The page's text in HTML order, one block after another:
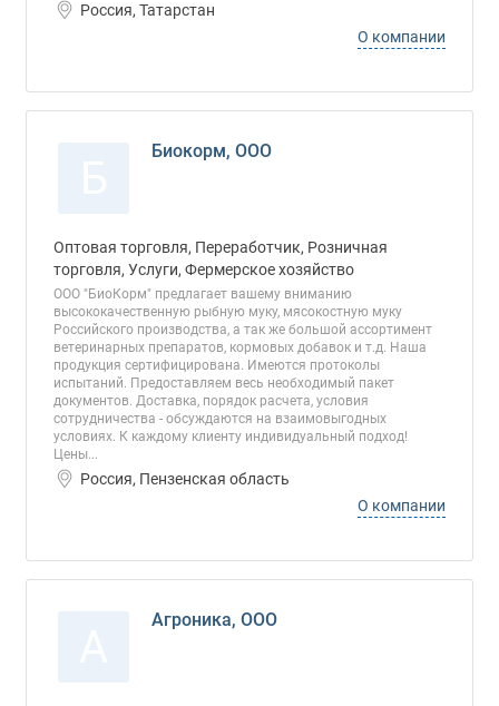
Россия, Татарстан
О компании
Биокорм, ООО
Оптовая торговля, Переработчик, Розничная
торговля, Услуги, Фермерское хозяйство
ООО "БиоКорм" предлагает вашему вниманию
высококачественную рыбную муку, мясокостную муку
Российского производства, а так же большой ассортимент
ветеринарных препаратов, кормовых добавок и т.д. Наша
продукция сертифицирована. Имеются протоколы
испытаний. Предоставляем весь необходимый пакет
документов. Доставка, порядок расчета, условия
сотрудничества - обсуждаются на взаимовыгодных
условиях. К каждому клиенту индивидуальный подход!
Цены...
Россия, Пензенская область
О компании
Агроника, ООО